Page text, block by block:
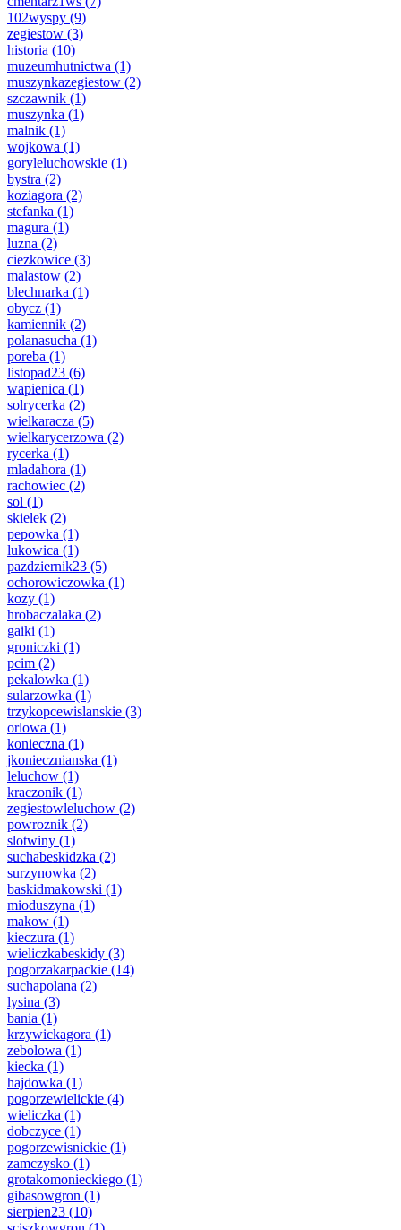
102wyspy (9)
zegiestow (3)
historia (10)
muzeumhutnictwa (1)
muszynkazegiestow (2)
szczawnik (1)
muszynka (1)
malnik (1)
wojkowa (1)
goryleluchowskie (1)
bystra (2)
koziagora (2)
stefanka (1)
magura (1)
luzna (2)
ciezkowice (3)
malastow (2)
blechnarka (1)
obycz (1)
kamiennik (2)
polanasucha (1)
poreba (1)
listopad23 (6)
wapienica (1)
solrycerka (2)
wielkaracza (5)
wielkarycerzowa (2)
rycerka (1)
mladahora (1)
rachowiec (2)
sol (1)
skielek (2)
pepowka (1)
lukowica (1)
pazdziernik23 (5)
ochorowiczowka (1)
kozy (1)
hrobaczalaka (2)
gaiki (1)
groniczki (1)
pcim (2)
pekalowka (1)
sularzowka (1)
trzykopcewislanskie (3)
orlowa (1)
konieczna (1)
jkoniecznianska (1)
leluchow (1)
kraczonik (1)
zegiestowleluchow (2)
powroznik (2)
slotwiny (1)
suchabeskidzka (2)
surzynowka (2)
baskidmakowski (1)
mioduszyna (1)
makow (1)
kieczura (1)
wieliczkabeskidy (3)
pogorzakarpackie (14)
suchapolana (2)
lysina (3)
bania (1)
krzywickagora (1)
zebolowa (1)
kiecka (1)
hajdowka (1)
pogorzewielickie (4)
wieliczka (1)
dobczyce (1)
pogorzewisnickie (1)
zamczysko (1)
grotakomonieckiego (1)
gibasowgron (1)
sierpien23 (10)